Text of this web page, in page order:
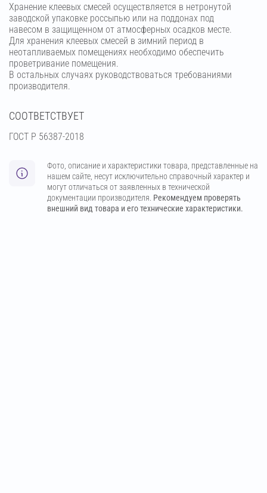
Хранение клеевых смесей осуществляется в нетронутой
заводской упаковке россыпью или на поддонах под
навесом в защищенном от атмосферных осадков месте.
Для хранения клеевых смесей в зимний период в
неотапливаемых помещениях необходимо обеспечить
проветривание помещения.
В остальных случаях руководствоваться требованиями
производителя.
СООТВЕТСТВУЕТ
ГОСТ Р 56387-2018
Фото, описание и характеристики товара, представленные на
нашем сайте, несут исключительно справочный характер и
могут отличаться от заявленных в технической
документации производителя. Рекомендуем проверять
внешний вид товара и его технические характеристики.